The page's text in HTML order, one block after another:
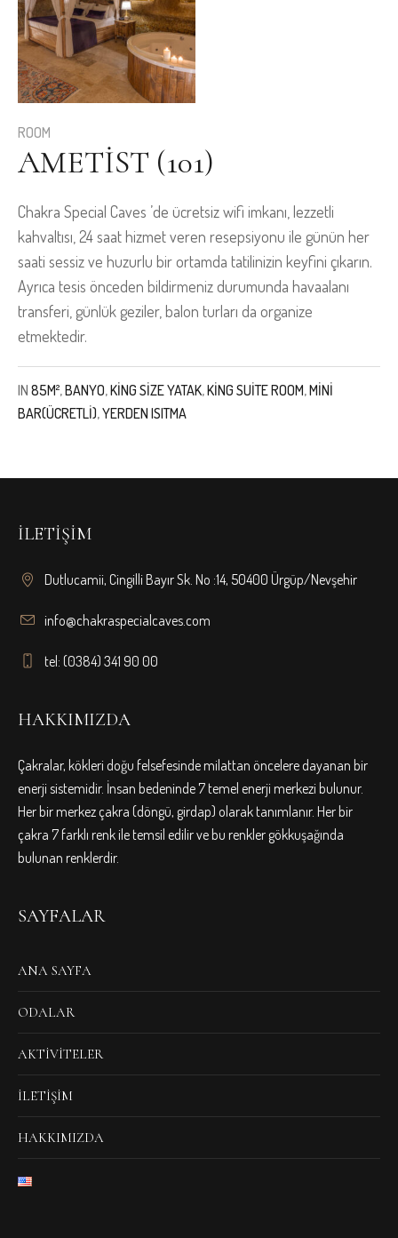
ROOM
AMETIST (101)
Chakra Special Caves ’de ücretsiz wifi imkanı, lezzetli
kahvaltısı, 24 saat hizmet veren resepsiyonu ile günün her
saati sessiz ve huzurlu bir ortamda tatilinizin keyfini çıkarın.
Ayrıca tesis önceden bildirmeniz durumunda havaalanı
transferi, günlük geziler, balon turları da organize
etmektedir.
IN 85M²,BANYO,KING SIZE YATAK,KING SUITE ROOM,MINI
BAR(ÜCRETLI),YERDEN ISITMA
İLETIŞIM
Dutlucamii, Cingilli Bayır Sk. No :14, 50400 Ürgüp/Nevşehir
info@chakraspecialcaves.com
tel: (0384) 341 90 00
HAKKIMIZDA
Çakralar, kökleri doğu felsefesinde milattan öncelere dayanan bir
enerji sistemidir. İnsan bedeninde 7 temel enerji merkezi bulunur.
Her bir merkez çakra (döngü, girdap) olarak tanımlanır. Her bir
çakra 7 farklı renk ile temsil edilir ve bu renkler gökkuşağında
bulunan renklerdir.
SAYFALAR
ANA SAYFA
ODALAR
AKTIVITELER
İLETIŞIM
HAKKIMIZDA